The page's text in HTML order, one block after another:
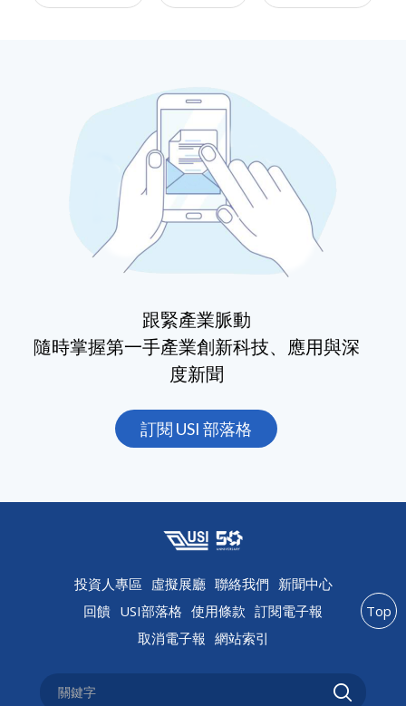
跟緊產業脈動
隨時掌握第一手產業創新科技、應用與深
度新聞
訂閱 USI 部落格
投資人專區 虛擬展廳 聯絡我們 新聞中心
回饋 USI部落格 使用條款 訂閱電子報
取消電子報 網站索引
Top